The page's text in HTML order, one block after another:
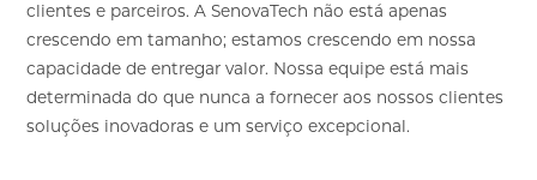
clientes e parceiros. A SenovaTech não está apenas
crescendo em tamanho; estamos crescendo em nossa
capacidade de entregar valor. Nossa equipe está mais
determinada do que nunca a fornecer aos nossos clientes
soluções inovadoras e um serviço excepcional.